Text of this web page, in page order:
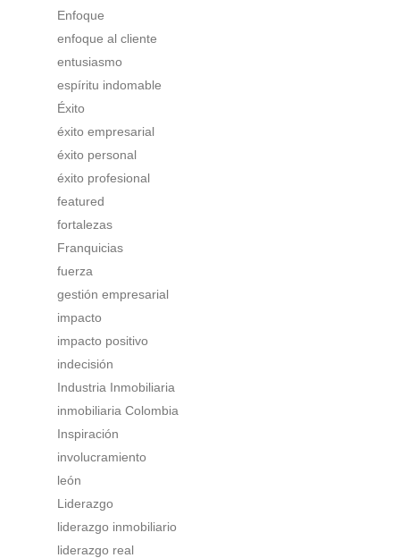
Enfoque
enfoque al cliente
entusiasmo
espíritu indomable
Éxito
éxito empresarial
éxito personal
éxito profesional
featured
fortalezas
Franquicias
fuerza
gestión empresarial
impacto
impacto positivo
indecisión
Industria Inmobiliaria
inmobiliaria Colombia
Inspiración
involucramiento
león
Liderazgo
liderazgo inmobiliario
liderazgo real